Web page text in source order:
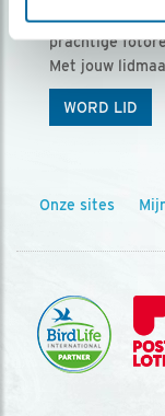
Vogels is het
prachtige
Met jouw
WORD LID
Onze sites